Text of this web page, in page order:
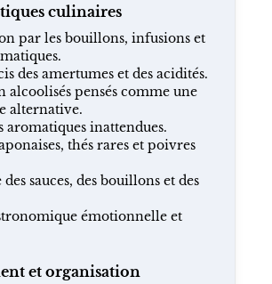
culinaires
par les bouillons, infusions et
des amertumes et des acidités.
alcoolisés pensés comme une
alternative.
aromatiques inattendues.
thés rares et poivres
sauces, des bouillons et des
émotionnelle et
et organisation